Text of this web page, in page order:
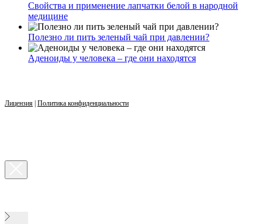
Свойства и применение лапчатки белой в народной
медицине
Полезно ли пить зеленый чай при давлении?
Аденоиды у человека – где они находятся
Лицензия Политика конфиденциальности